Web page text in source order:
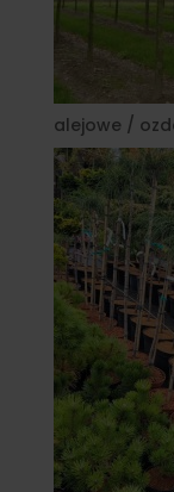
alejowe /